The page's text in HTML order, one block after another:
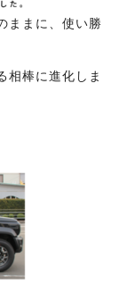
ままに、使い勝
相棒に進化しま